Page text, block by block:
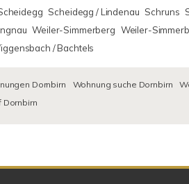
Scheidegg / Lindenau Schruns
Weiler-Simmerberg Weiler-
/ Bachtels
Dornbirn Wohnung suche Dornbirn
Dornbirn